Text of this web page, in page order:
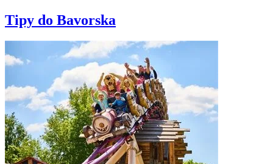
Tipy do Bavorska